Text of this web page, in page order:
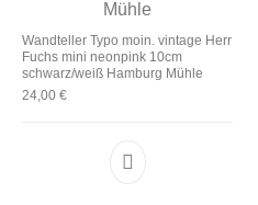
Wandteller Typo moin. vintage Herr
Fuchs mini neonpink 10cm
schwarz/weiß Hamburg Mühle
24,00 €